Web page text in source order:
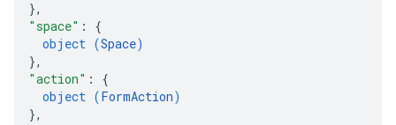
},
"space" : {
object (Space)
},
"action" : {
object (FormAction)
},